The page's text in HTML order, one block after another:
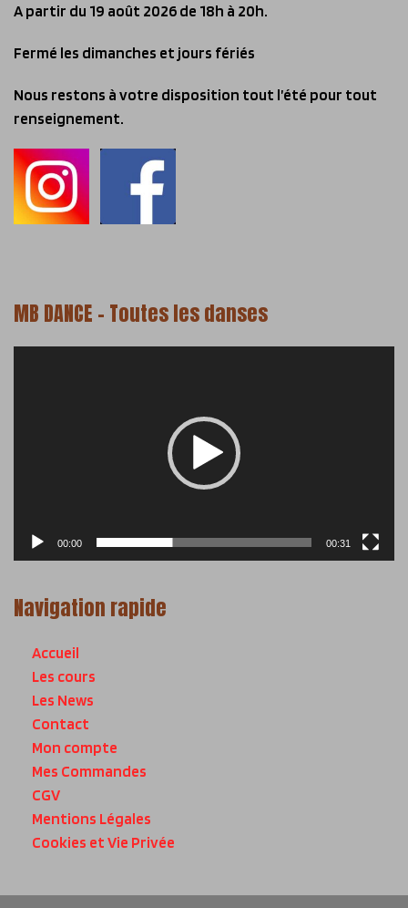
A partir du 19 août 2026 de 18h à 20h.
Fermé les dimanches et jours fériés
Nous restons à votre disposition tout l’été pour tout
renseignement.
MB DANCE – Toutes les danses
00:00 00:31
Navigation rapide
Accueil
Les cours
Les News
Contact
Mon compte
Mes Commandes
CGV
Mentions Légales
Cookies et Vie Privée